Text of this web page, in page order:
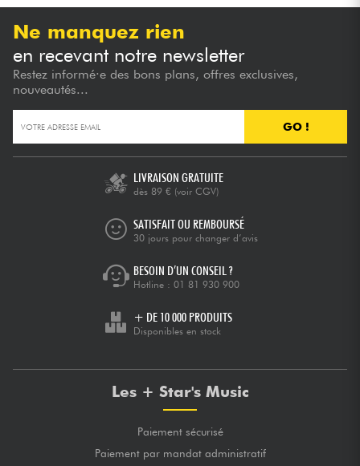
Ne manquez rien
en recevant notre newsletter
Restez informé·e des bons plans, offres exclusives,
nouveautés...
GO !
LIVRAISON GRATUITE
dès 89 € (voir CGV)
SATISFAIT OU REMBOURSÉ
30 jours pour changer d’avis
BESOIN D’UN CONSEIL ?
Hotline : 01 81 930 900
+ DE 10 000 PRODUITS
Disponibles en stock
Les + Star's Music
Paiement sécurisé
Paiement par mandat administratif